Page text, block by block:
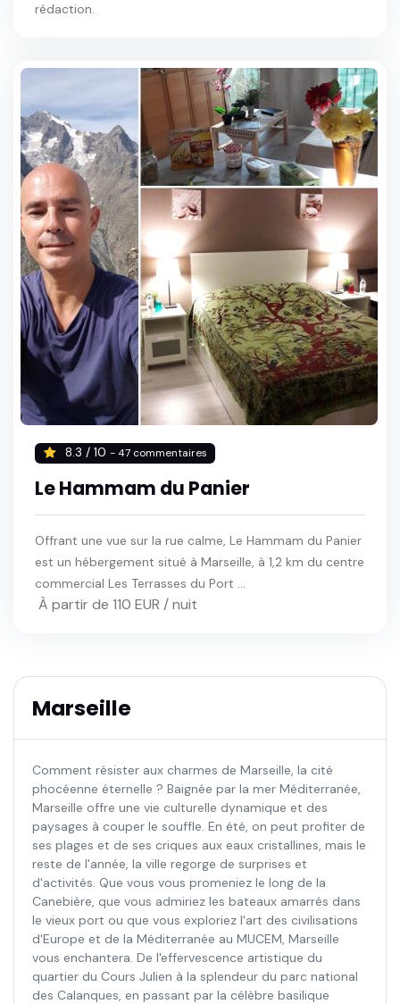
rédaction.
8.3 / 10 - 47 commentaires
Le Hammam du Panier
Offrant une vue sur la rue calme, Le Hammam du Panier
est un hébergement situé à Marseille, à 1,2 km du centre
commercial Les Terrasses du Port ...
À partir de 110 EUR / nuit
Marseille
Comment résister aux charmes de Marseille, la cité
phocéenne éternelle ? Baignée par la mer Méditerranée,
Marseille offre une vie culturelle dynamique et des
paysages à couper le souffle. En été, on peut profiter de
ses plages et de ses criques aux eaux cristallines, mais le
reste de l'année, la ville regorge de surprises et
d'activités. Que vous vous promeniez le long de la
Canebière, que vous admiriez les bateaux amarrés dans
le vieux port ou que vous exploriez l'art des civilisations
d'Europe et de la Méditerranée au MUCEM, Marseille
vous enchantera. De l'effervescence artistique du
quartier du Cours Julien à la splendeur du parc national
des Calanques, en passant par la célèbre basilique